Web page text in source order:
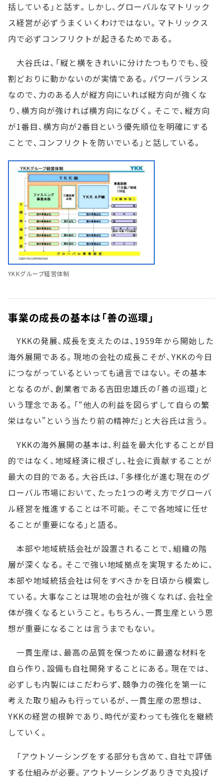
括している」と話す。しかし、グローバルなマトリック
ス経営が必ずうまくいくわけではない。マトリックス
内で必ずコンフリクトが起きるためである。
大谷氏は、「縦と横をきれいに分けたつもりでも、役
割どおりに動かないのが実情である。パワーバランス
なので、力のある人が縦方向にいれば縦方向が強くな
り、横方向が強ければ横方向になびく。そこで、縦方向
が1番目、横方向が2番目という優先順位を明確にする
ことで、コンフリクトを防いでいる」と話している。
YKKグループ経営体制
事業の成長の基本は「善の巡環」
YKKの発展、成長を支えたのは、1959年から開始した
海外展開である。現地の会社の成長こそが、YKKの今日
につながっているといっても過言ではない。その基本
となるのが、創業者である吉田忠雄氏の「善の巡環」と
いう理念である。「“他人の利益を図らずして自らの繁
栄はない”という当たり前の精神だ」と大谷氏は言う。
YKKの海外展開の基本は、利益を最大化することが目
的ではなく、地域経済に根ざし、社会に貢献することが
最大の目的である。大谷氏は、「多様化が進む現在のグ
ローバル市場において、たった1つの考え方でグローバ
ル経営を推進することは不可能。そこで各地域に任せ
ることが重要になる」と語る。
本部や地域統括会社が設置されることで、組織の階
層が深くなる。そこで強い地域拠点を実現するために、
本部や地域統括会社は何をすべきかを日頃から模索し
ている。大事なことは現地の会社が強くなれば、会社全
体が強くなるということ。もちろん、一貫生産という思
想が重要になることは言うまでもない。
一貫生産は、最高の品質を保つために最適な材料を
自ら作り、設備も自社開発することにある。現在では、
必ずしも内製にはこだわらず、競争力の強化を第一に
考えた取り組みも行っているが、一貫生産の思想は、
YKKの経営の根幹であり、時代が変わっても強化を継続
していく。
「アウトソーシングをする部分も含めて、自社で評価
する仕組みが必要。アウトソーシングありきで丸投げ